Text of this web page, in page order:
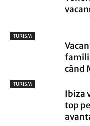
TURISM
când
TURISM
Ibiza
top